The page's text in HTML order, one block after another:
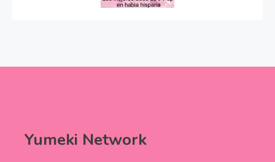
Yumeki Network